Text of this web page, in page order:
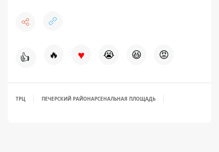
👍 🔥 ♥ 😭 😆 😡
ТРЦ ПЕЧЕРСКИЙ РАЙОНАРСЕНАЛЬНАЯ ПЛОЩАДЬ